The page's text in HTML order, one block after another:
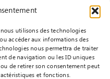
utilisons des technologies
accéder aux informations des
nous permettra de traiter
de navigation ou les ID uniques
de retirer son consentement peut
et fonctions.